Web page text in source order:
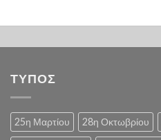
ΤΥΠΟΣ
25η Μαρτίου 28η Οκτωβρίου